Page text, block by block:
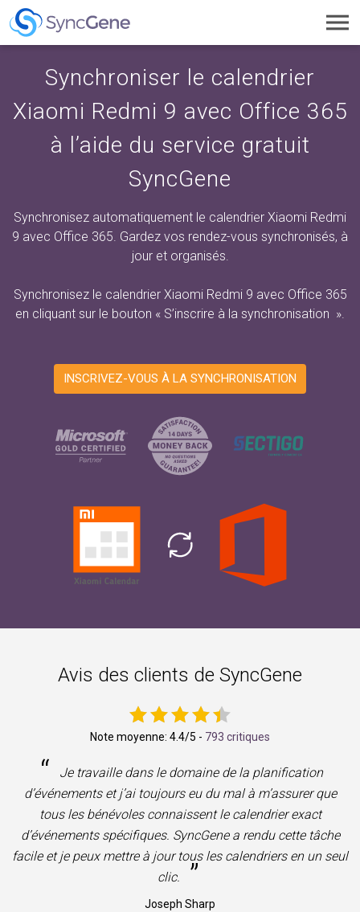
Synchroniser le calendrier
Xiaomi Redmi 9 avec Office 365
à l’aide du service gratuit
SyncGene
Synchronisez automatiquement le calendrier Xiaomi Redmi
9 avec Office 365. Gardez vos rendez-vous synchronisés, à
jour et organisés.
Synchronisez le calendrier Xiaomi Redmi 9 avec Office 365
en cliquant sur le bouton « S’inscrire à la synchronisation ».
INSCRIVEZ-VOUS À LA SYNCHRONISATION
Avis des clients de SyncGene
Note moyenne: 4.4/5 - 793 critiques
“
Je travaille dans le domaine de la planification
d’événements et j’ai toujours eu du mal à m’assurer que
tous les bénévoles connaissent le calendrier exact
d’événements spécifiques. SyncGene a rendu cette tâche
facile et je peux mettre à jour tous les calendriers en un seul
clic.
”
Joseph Sharp